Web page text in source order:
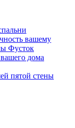
вашему
Фусток
дома
пятой стены